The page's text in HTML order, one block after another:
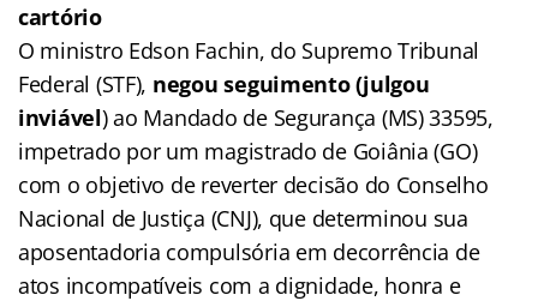
cartório
O ministro Edson Fachin, do Supremo Tribunal
Federal (STF), negou seguimento (julgou
inviável) ao Mandado de Segurança (MS) 33595,
impetrado por um magistrado de Goiânia (GO)
com o objetivo de reverter decisão do Conselho
Nacional de Justiça (CNJ), que determinou sua
aposentadoria compulsória em decorrência de
atos incompatíveis com a dignidade, honra e